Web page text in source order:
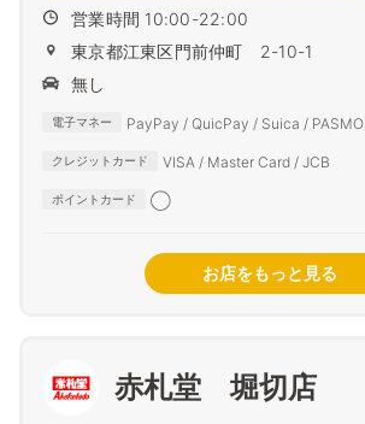
営業時間 10:00-22:00
東京都江東区門前仲町 2-10-1
無し
電子マネー PayPay / QuicPay / Suica / PASMO
クレジットカード VISA / Master Card / JCB
ポイントカード ◯
お店をもっと見る
赤札堂 堀切店